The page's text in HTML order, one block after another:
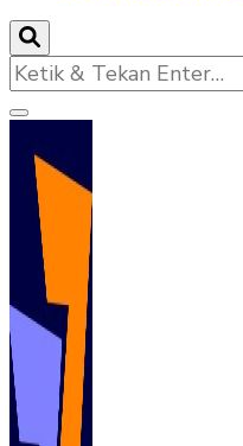
Mencari
Sesuatu?